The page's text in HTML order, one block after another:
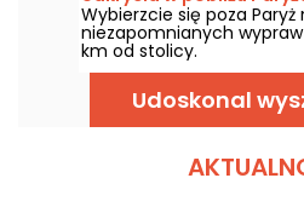
roku. Z tej okazji mamy
promocyjny! A żeby upał
wszystkie ich wycieczki
cieniu.
France
Wybierzcie się poza Paryż
niezapomnianych
km od stolicy.
Udoskonal